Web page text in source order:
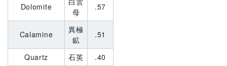
Dolomite
母
.57
Calamine
異極
鉱
.51
Quartz 石英 .40